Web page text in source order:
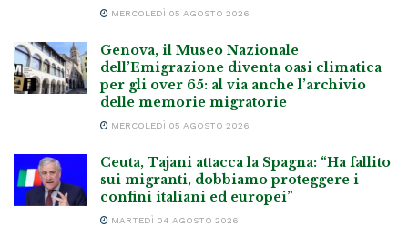
MERCOLEDÌ 05 AGOSTO 2026
Genova, il Museo Nazionale
dell’Emigrazione diventa oasi climatica
per gli over 65: al via anche l’archivio
delle memorie migratorie
MERCOLEDÌ 05 AGOSTO 2026
Ceuta, Tajani attacca la Spagna: “Ha fallito
sui migranti, dobbiamo proteggere i
confini italiani ed europei”
MARTEDÌ 04 AGOSTO 2026